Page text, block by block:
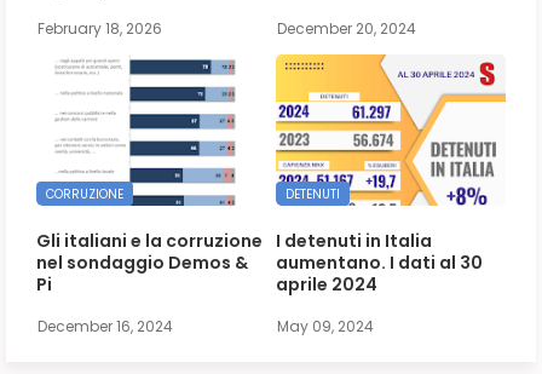
February 18, 2026 December 20, 2024
CORRUZIONE
Gli italiani e la corruzione
nel sondaggio Demos &
Pi
December 16, 2024
DETENUTI
I detenuti in Italia
aumentano. I dati al 30
aprile 2024
May 09, 2024